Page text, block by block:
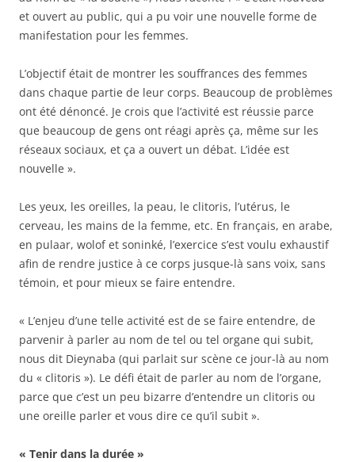
et ouvert au public, qui a pu voir une nouvelle forme de
manifestation pour les femmes.
L’objectif était de montrer les souffrances des femmes
dans chaque partie de leur corps. Beaucoup de problèmes
ont été dénoncé. Je crois que l’activité est réussie parce
que beaucoup de gens ont réagi après ça, même sur les
réseaux sociaux, et ça a ouvert un débat. L’idée est
nouvelle ».
Les yeux, les oreilles, la peau, le clitoris, l’utérus, le
cerveau, les mains de la femme, etc. En français, en arabe,
en pulaar, wolof et soninké, l’exercice s’est voulu exhaustif
afin de rendre justice à ce corps jusque-là sans voix, sans
témoin, et pour mieux se faire entendre.
« L’enjeu d’une telle activité est de se faire entendre, de
parvenir à parler au nom de tel ou tel organe qui subit,
nous dit Dieynaba (qui parlait sur scène ce jour-là au nom
du « clitoris »). Le défi était de parler au nom de l’organe,
parce que c’est un peu bizarre d’entendre un clitoris ou
une oreille parler et vous dire ce qu’il subit ».
« Tenir dans la durée »